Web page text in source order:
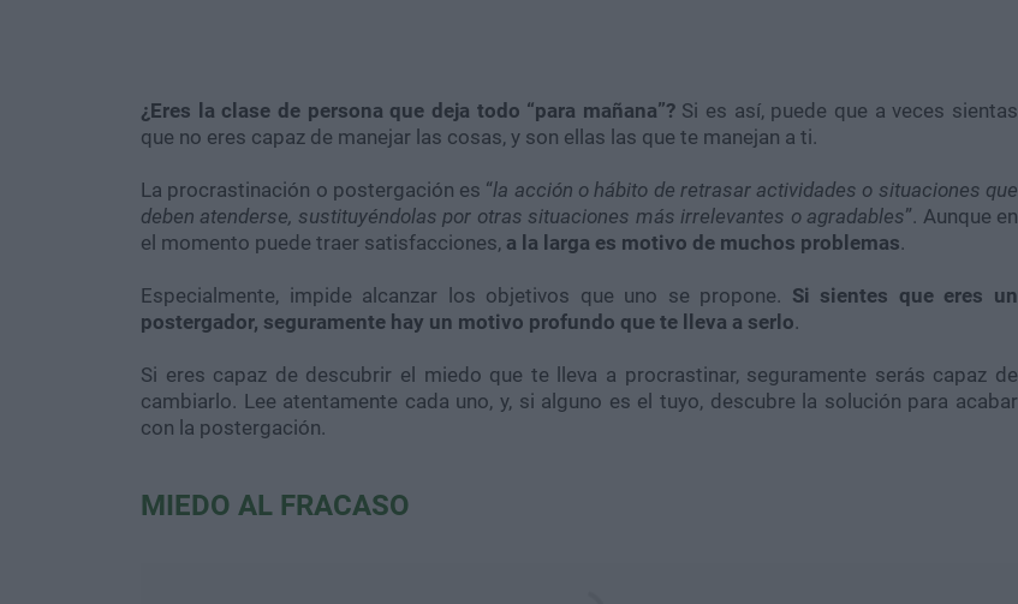
¿Eres la clase de persona que deja todo “para mañana”?Si es así, puede que a veces sientas
que no eres capaz de manejar las cosas, y son ellas las que te manejan a ti.
La procrastinación o postergación es “la acción o hábito de retrasar actividades o situaciones que
deben atenderse, sustituyéndolas por otras situaciones más irrelevantes o agradables”. Aunque en
el momento puede traer satisfacciones, a la larga es motivo de muchos problemas.
Especialmente, impide alcanzar los objetivos que uno se propone. Si sientes que eres un
postergador, seguramente hay un motivo profundo que te lleva a serlo.
Si eres capaz de descubrir el miedo que te lleva a procrastinar, seguramente serás capaz de
cambiarlo. Lee atentamente cada uno, y, si alguno es el tuyo, descubre la solución para acabar
con la postergación.
MIEDO AL FRACASO